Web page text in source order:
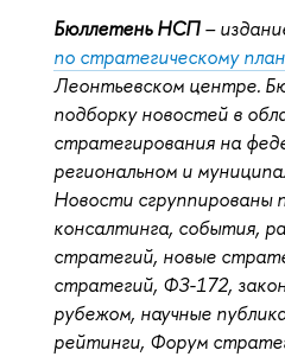
Бюллетень НСП –
по стратегическому
Леонтьевском центре.
подборку новостей в
стратегирования на
региональном и
Новости сгруппированы
консалтинга, события,
стратегий, новые
стратегий, ФЗ-172,
рубежом, научные
рейтинги, Форум